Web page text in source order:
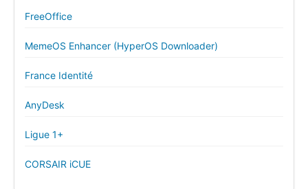
FreeOffice
MemeOS Enhancer (HyperOS Downloader)
France Identité
AnyDesk
Ligue 1+
CORSAIR iCUE